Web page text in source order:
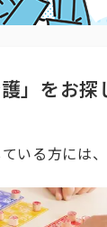
護」をお
いる方には